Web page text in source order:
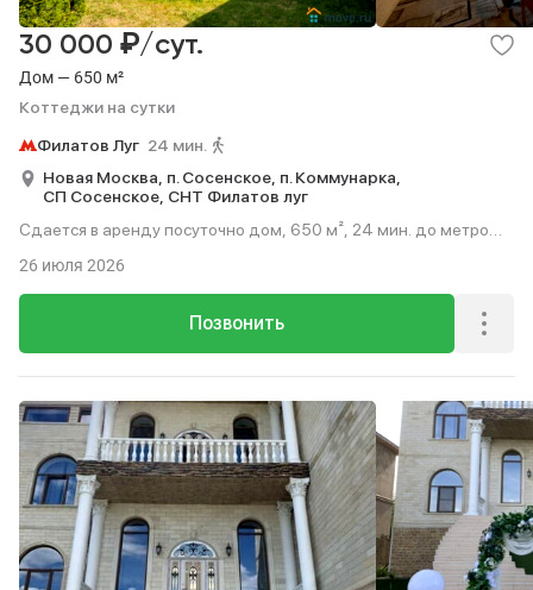
Дом — 650 м²
Коттеджи на сутки
30 000 ₽/сут.
Филатов Луг 24 мин.
Новая Москва, п. Сосенское, п. Коммунарка,
СП Сосенское, СНТ Филатов луг
Сдается в аренду посуточно дом, 650 м², 24 мин. до метро
Позвонить
26 июля 2026